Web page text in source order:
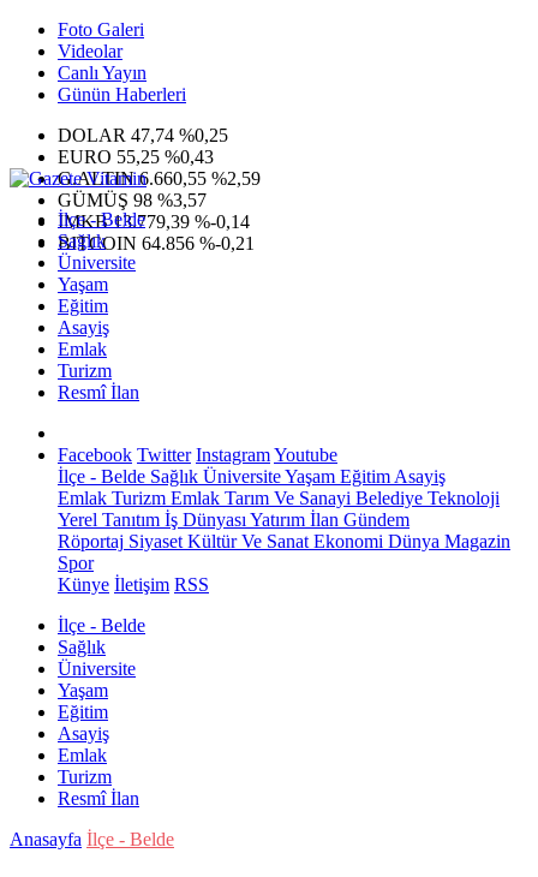
Foto Galeri
Videolar
Canlı Yayın
Günün Haberleri
DOLAR 47,74 %0,25
EURO 55,25 %0,43
G.ALTIN6.660,55 %2,59
GÜMÜŞ 98 %3,57
IMKB13.779,39 %-0,14
BITCOIN 64.856 %-0,21
İlçe - Belde
Sağlık
Üniversite
Yaşam
Eğitim
Asayiş
Emlak
Turizm
Resmî İlan
Facebook Twitter InstagramYoutube
İlçe - Belde Sağlık ÜniversiteYaşam Eğitim Asayiş
Emlak Turizm Emlak Tarım Ve Sanayi Belediye Teknoloji
Yerel Tanıtım İş Dünyası Yatırım İlan Gündem
Röportaj Siyaset Kültür Ve Sanat Ekonomi Dünya Magazin
Spor
Künye İletişim RSS
İlçe - Belde
Sağlık
Üniversite
Yaşam
Eğitim
Asayiş
Emlak
Turizm
Resmî İlan
Anasayfa İlçe - Belde